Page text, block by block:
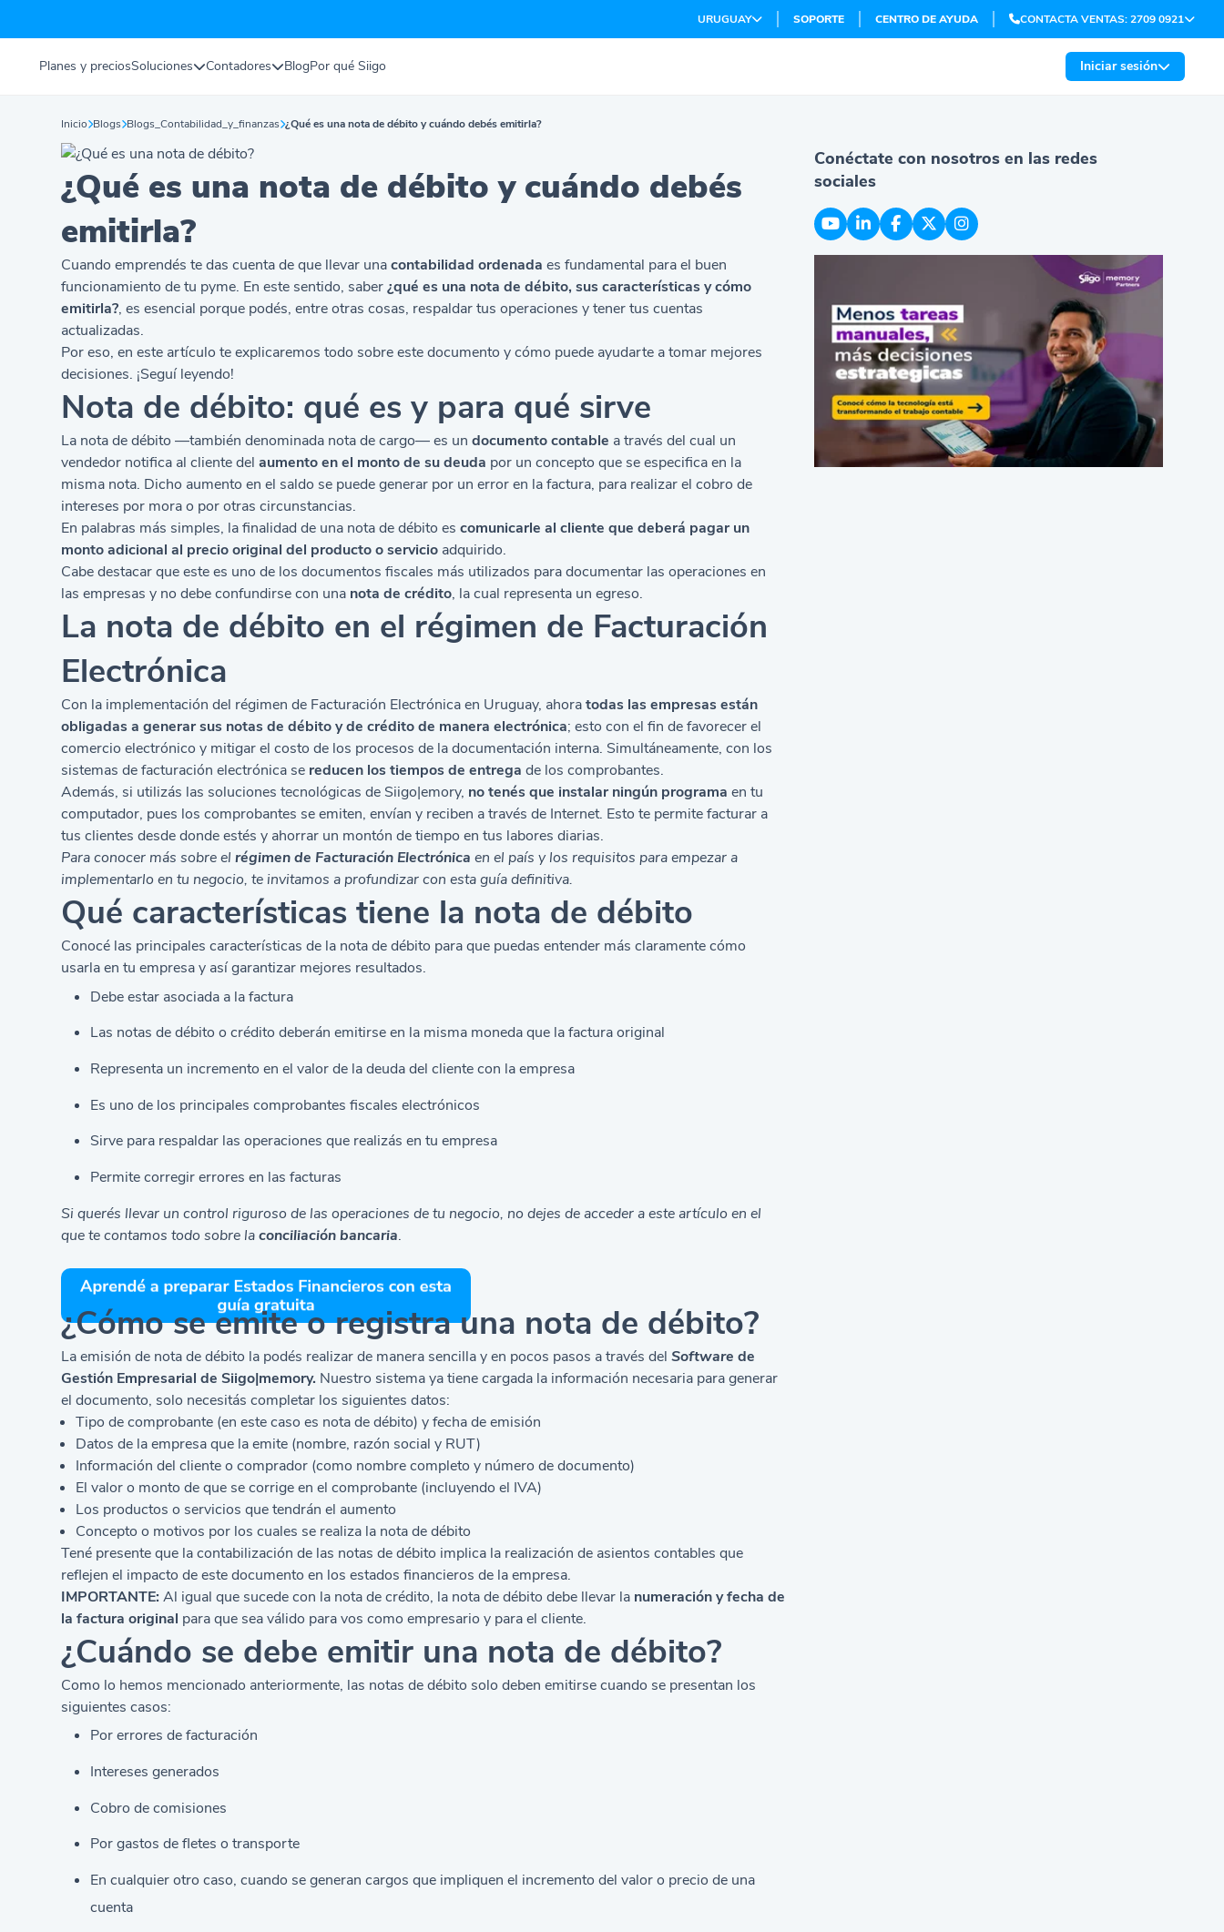
URUGUAY SOPORTE CENTRO DE AYUDA CONTACTA VENTAS: 2709 0921
Planes y preciosSoluciones Contadores BlogPor qué Siigo Iniciar sesión
Inicio Blogs Blogs_Contabilidad_y_finanzas ¿Qué es una nota de débito y cuándo debés emitirla?
¿Qué es una nota de débito y cuándo debés
emitirla?
Cuando emprendés te das cuenta de que llevar unacontabilidad ordenada es fundamental para el buen
funcionamiento de tu pyme. En este sentido, saber¿qué es una nota de débito, sus características y cómo
emitirla?, es esencial porque podés, entre otras cosas, respaldar tus operaciones y tener tus cuentas
actualizadas.
Por eso, en este artículo te explicaremos todo sobre este documento y cómo puede ayudarte a tomar mejores
decisiones. ¡Seguí leyendo!
Nota de débito: qué es y para qué sirve
La nota de débito —también denominada nota de cargo— es undocumento contable a través del cual un
vendedor notifica al cliente delaumento en el monto de su deuda por un concepto que se especifica en la
misma nota. Dicho aumento en el saldo se puede generar por un error en la factura, para realizar el cobro de
intereses por mora o por otras circunstancias.
En palabras más simples, la finalidad de una nota de débito es comunicarle al cliente que deberá pagar un
monto adicional al precio original del producto o servicio adquirido.
Cabe destacar que este es uno de los documentos fiscales más utilizados para documentar las operaciones en
las empresas y no debe confundirse con una nota de crédito, la cual representa un egreso.
La nota de débito en el régimen de Facturación
Electrónica
Con la implementación del régimen de Facturación Electrónica en Uruguay, ahoratodas las empresas están
obligadasa generar sus notas de débito y de crédito de manera electrónica; esto con el fin de favorecer el
comercio electrónico y mitigar el costo de los procesos de la documentación interna. Simultáneamente, con los
sistemas de facturación electrónica se reducen los tiempos de entrega de los comprobantes.
Además, si utilizás las soluciones tecnológicas de Siigo|emory, no tenés que instalar ningún programa en tu
computador, pues los comprobantes se emiten, envían y reciben a través de Internet. Esto te permite facturar a
tus clientes desde donde estés y ahorrar un montón de tiempo en tus labores diarias.
Para conocer más sobre elrégimen de Facturación Electrónica en el país y los requisitos para empezar a
implementarlo en tu negocio, te invitamos a profundizar con esta guía definitiva.
Qué características tiene la nota de débito
Conocé las principales características de la nota de débito para que puedas entender más claramente cómo
usarla en tu empresa y así garantizar mejores resultados.
Debe estar asociada a la factura
Las notas de débito o crédito deberán emitirse en la misma moneda que la factura original
Representa un incremento en el valor de la deuda del cliente con la empresa
Es uno de los principales comprobantes fiscales electrónicos
Sirve para respaldar las operaciones que realizás en tu empresa
Permite corregir errores en las facturas
Si querés llevar un control riguroso de las operaciones de tu negocio, no dejes de acceder a este artículo en el
que te contamos todo sobre laconciliación bancaria.
¿Cómo se emite o registra una nota de débito?
La emisión de nota de débito la podés realizar de manera sencilla y en pocos pasos a través delSoftware de
Gestión Empresarialde Siigo|memory. Nuestro sistema ya tiene cargada la información necesaria para generar
el documento, solo necesitás completar los siguientes datos:
Tipo de comprobante (en este caso es nota de débito) y fecha de emisión
Datos de la empresa que la emite (nombre, razón social y RUT)
Información del cliente o comprador (como nombre completo y número de documento)
El valor o monto de que se corrige en el comprobante (incluyendo el IVA)
Los productos o servicios que tendrán el aumento
Concepto o motivos por los cuales se realiza la nota de débito
Tené presente que la contabilización de las notas de débito implica la realización de asientos contables que
reflejen el impacto de este documento en los estados financieros de la empresa.
IMPORTANTE: Al igual que sucede con la nota de crédito, la nota de débito debe llevar la numeración y fecha de
la factura original para que sea válido para vos como empresario y para el cliente.
¿Cuándo se debe emitir una nota de débito?
Como lo hemos mencionado anteriormente, las notas de débito solo deben emitirse cuando se presentan los
siguientes casos:
Por errores de facturación
Intereses generados
Cobro de comisiones
Por gastos de fletes o transporte
En cualquier otro caso, cuando se generan cargos que impliquen el incremento del valor o precio de una
cuenta
Conéctate con nosotros en las redes
sociales